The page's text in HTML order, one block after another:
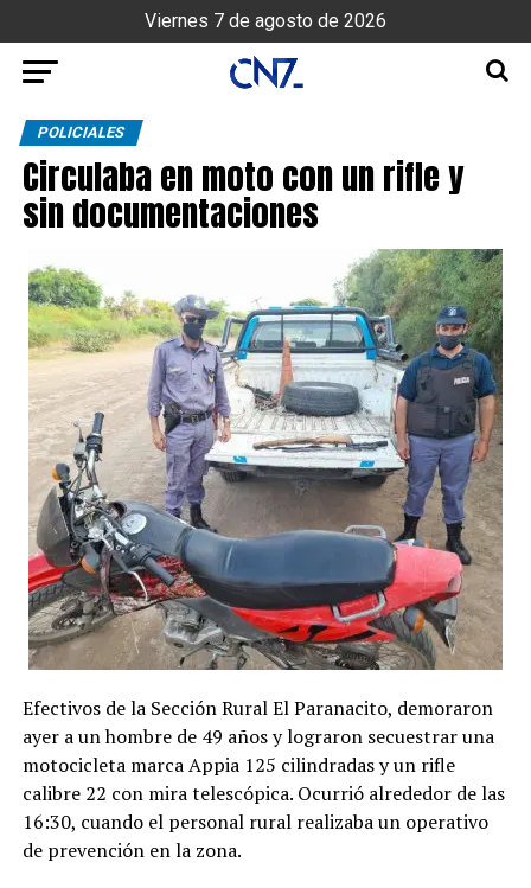
Viernes 7 de agosto de 2026
POLICIALES
Circulaba en moto con un rifle y
sin documentaciones
Efectivos de la Sección Rural El Paranacito, demoraron
ayer a un hombre de 49 años y lograron secuestrar una
motocicleta marca Appia 125 cilindradas y un rifle
calibre 22 con mira telescópica. Ocurrió alrededor de las
16:30, cuando el personal rural realizaba un operativo
de prevención en la zona.